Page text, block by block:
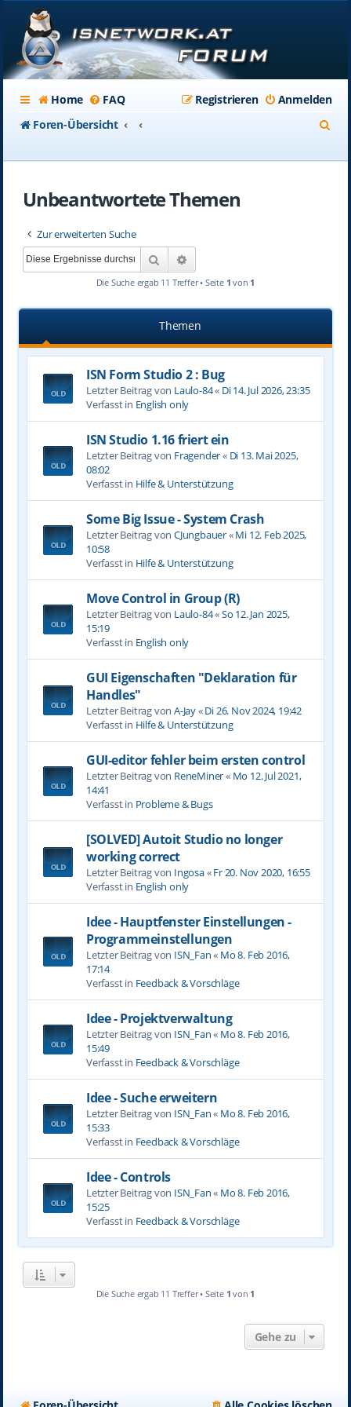
Home FAQ Anmelden
Registrieren
Foren-Übersicht
Unbeantwortete Themen
Zur erweiterten Suche
Suche
Die Suche ergab 11 Treffer • Seite 1 von 1
Themen
ISN Form Studio 2 : Bug
Letzter Beitrag von Laulo-84« Di 14. Jul 2026, 23:35
Verfasst in English only
ISN Studio 1.16 friert ein
Letzter Beitrag von Fragender« Di 13. Mai 2025,
08:02
Verfasst in Hilfe & Unterstützung
Some Big Issue - System Crash
Letzter Beitrag von CJungbauer«Mi 12. Feb 2025,
10:58
Verfasst in Hilfe & Unterstützung
Move Control in Group (R)
Letzter Beitrag von Laulo-84«So 12. Jan 2025,
15:19
Verfasst in English only
GUI Eigenschaften "Deklaration für
Handles"
Letzter Beitrag von A-Jay«Di 26. Nov 2024, 19:42
Verfasst in Hilfe & Unterstützung
GUI-editor fehler beim ersten control
Letzter Beitrag von ReneMiner« Mo 12. Jul 2021,
14:41
Verfasst in Probleme & Bugs
[SOLVED] Autoit Studio no longer
working correct
Letzter Beitrag von Ingosa«Fr 20. Nov 2020, 16:55
Verfasst in English only
Idee - Hauptfenster Einstellungen -
Programmeinstellungen
Letzter Beitrag von ISN_Fan« Mo 8. Feb 2016,
17:14
Verfasst in Feedback & Vorschläge
Idee - Projektverwaltung
Letzter Beitrag von ISN_Fan« Mo 8. Feb 2016,
15:49
Verfasst in Feedback & Vorschläge
Idee - Suche erweitern
Letzter Beitrag von ISN_Fan« Mo 8. Feb 2016,
15:33
Verfasst in Feedback & Vorschläge
Idee - Controls
Letzter Beitrag von ISN_Fan« Mo 8. Feb 2016,
15:25
Verfasst in Feedback & Vorschläge
Die Suche ergab 11 Treffer • Seite 1 von 1
Gehe zu